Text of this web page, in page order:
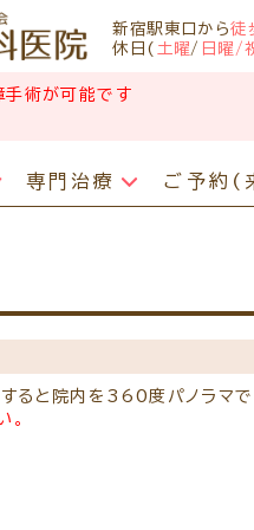
新宿駅東口から徒
休日( 土曜/ 日曜/
術が可能です
の取り組み
専門治療 ご予約 (
設定)
ると院内を360度パノラマで